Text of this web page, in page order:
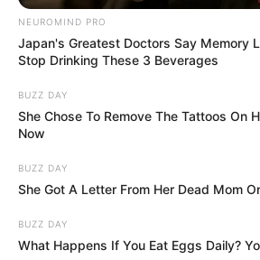
– milyen nehézségekkel kell majd
– és milyen figyelem irányul rájuk
Ennek ellenére a politikus szerint a
is jól kezelték a helyzetet, és sem
most nem érte őket komolyabb
A legfájóbb pont: a család
A sajtótájékoztatón egy különösen
előkerült.
NEUROMIND PRO
Japan's Greatest Doctors Say Memory
Stop Drinking These 3 Beverages
BUZZ DAY
She Chose To Remove The Tattoos On
Now
BUZZ DAY
She Got A Letter From Her Dead Mom
BUZZ DAY
What Happens If You Eat Eggs Daily?